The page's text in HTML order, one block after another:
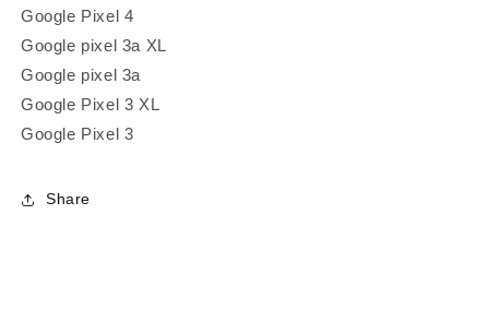
Google Pixel 4
Google pixel 3a XL
Google pixel 3a
Google Pixel 3 XL
Google Pixel 3
Share